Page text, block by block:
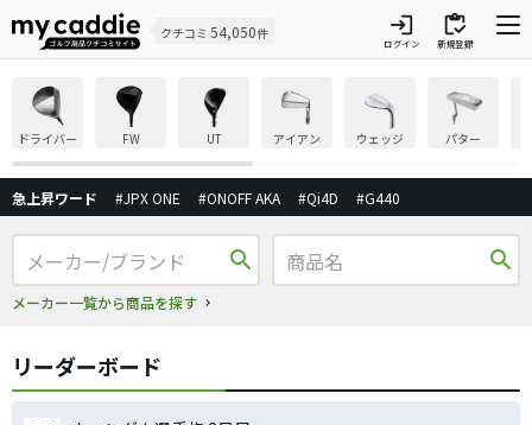
クチコミ 54,050件 login
ログイン
inventory
新規登録
ドライバー FW UT アイアン ウェッジ パター
急上昇ワード #JPX ONE #ONOFF AKA #Qi4D #G440
search
メーカー一覧から商品を探す
search
リーダーボード